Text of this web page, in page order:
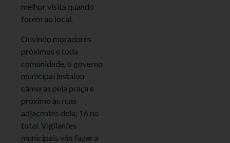
melhor visita quando
forem ao local.
Ouvindo moradores
próximos e toda
comunidade, o governo
municipal instalou
câmeras pela praça e
próximo às ruas
adjacentes dela; 16 no
total. Vigilantes
municipais vão fazer a